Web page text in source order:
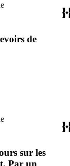
de
sur les
Par un